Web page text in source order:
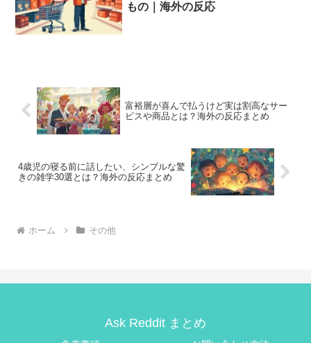
もの｜海外の反応
富裕層が喜んで払うけど実は割高なサー
ビスや商品とは？海外の反応まとめ
4歳児の寝る前に話したい、シンプルな驚
きの雑学30選とは？海外の反応まとめ
ホーム その他
Ask Reddit まとめ